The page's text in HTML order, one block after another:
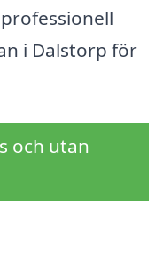
i Dalstorp för
och utan